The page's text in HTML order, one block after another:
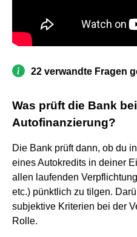
22 verwandte Fragen
Was prüft die Bank
Autofinanzierung?
Die Bank prüft dann, ob du
eines Autokredits in deiner
allen laufenden
etc.) pünktlich zu tilgen.
subjektive Kriterien bei der
Rolle.